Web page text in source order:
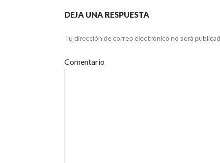
DEJA UNA RESPUESTA
Tu dirección de correo electrónico no será
Comentario